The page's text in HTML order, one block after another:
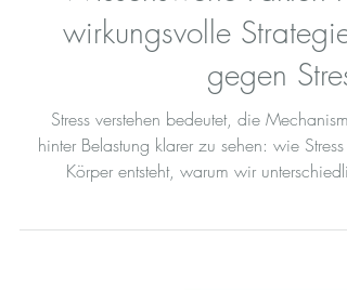
Wissenswerte Fakten für
wirkungsvolle Strategien
gegen Stress
Stress verstehen bedeutet, die
Körper entsteht, warum wir